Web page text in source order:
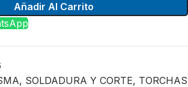
Añadir Al Carrito
, SOLDADURA Y CORTE, TORCHAS